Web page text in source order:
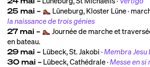
25 mai –
Lüneburg, Kloster Lüne ·
la naissance de trois génies
27 mai –
Journée de marche et
en bateau.
29 mai – Lübeck, St. Jakobi ·Membra Jesu
30 mai – Lübeck, Cathédrale ·Messe en si